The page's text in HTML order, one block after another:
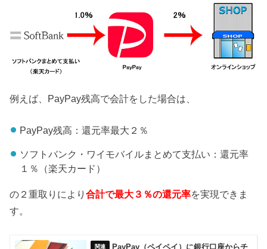
例えば、PayPay残高で会計をした場合は、
PayPay残高：還元率最大２％
ソフトバンク・ワイモバイルまとめて支払い：還元率
１％（楽天カード）
の２重取りにより合計で最大３％の還元率を実現できま
す。
PayPay（ペイペイ）に銀行口座からチ